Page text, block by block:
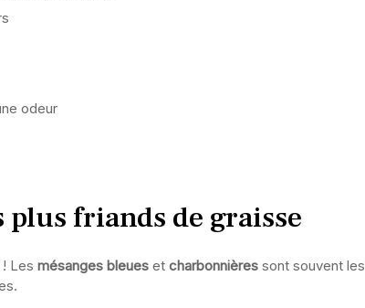
odeur
friands de graisse
Les mésanges bleues et charbonnières sont souvent les